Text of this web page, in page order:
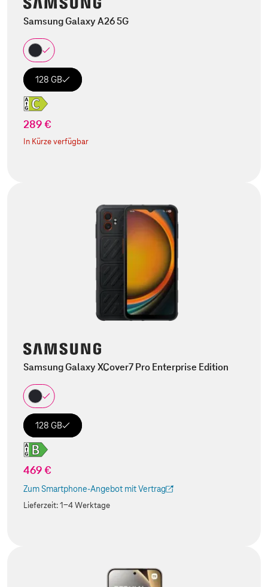
Samsung Galaxy A26 5G
128 GB
289 €
In Kürze verfügbar
Samsung Galaxy XCover7 Pro Enterprise Edition
128 GB
469 €
Zum Smartphone-Angebot mit Vertrag
(Der Link wird in einem neuen Tab geöffnet)
Lieferzeit:1-4 Werktage